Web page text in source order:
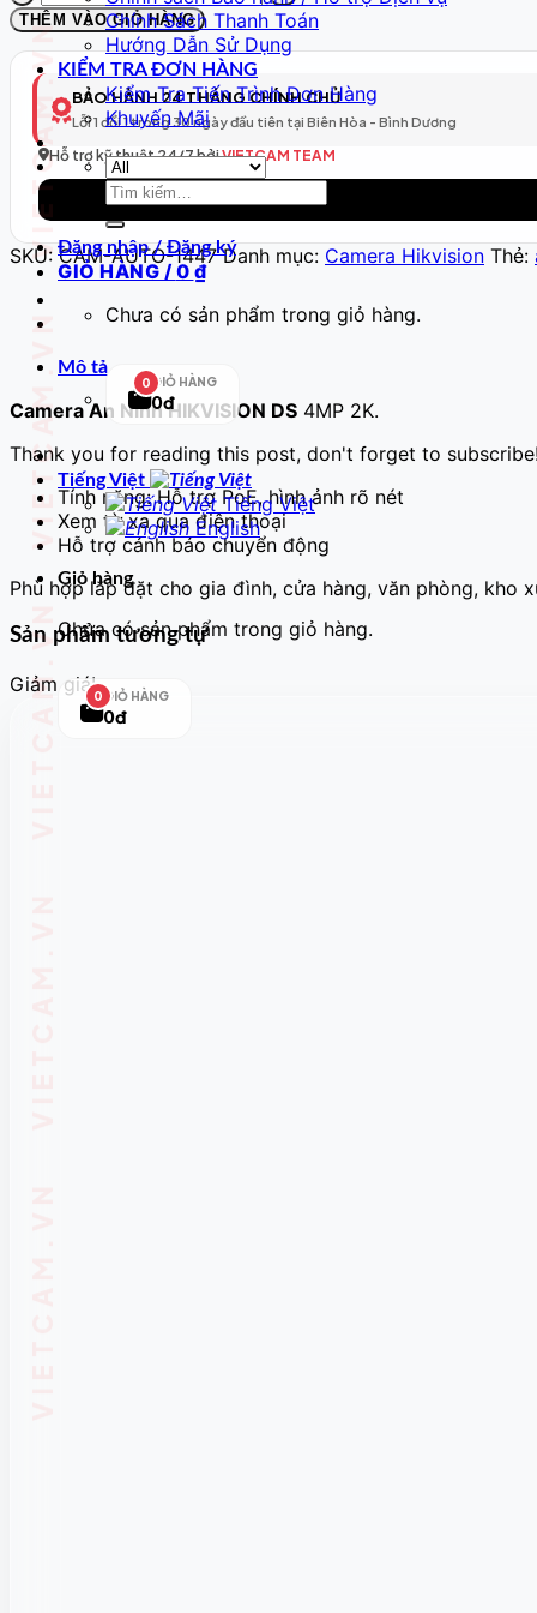
Chính Sách Thanh Toán
Hướng Dẫn Sử Dụng
KIỂM TRA ĐƠN HÀNG
Kiểm Tra Tiến Trình Đơn Hàng
Khuyến Mãi
Tìm
Đăng nhập / Đăng ký
GIỎ HÀNG / 0 ₫
Chưa có sản phẩm trong giỏ hàng.
0 GIỎ HÀNG
0đ
Tiếng Việt
Tiếng Việt
English
Giỏ hàng
Chưa có sản phẩm trong giỏ hàng.
0 GIỎ HÀNG
0đ
WiFi
Thông
Minh
Model
448
–
Full
HD
số
THÊM VÀO GIỎ HÀNG
BẢO HÀNH 24 THÁNG CHÍNH CHỦ
Lỗi 1 đổi 1 trong 30 ngày đầu tiên tại Biên Hòa - Bình Dương
Hỗ trợ kỹ thuật 24/7 bởiVIETCAM TEAM
SKU:CAM-AUTO-1447 Danh mục: Camera Hikvision Thẻ:
Mô tả
Camera An Ninh HIKVISION DS 4MP 2K.
Thank you for reading this post, don't forget to subscribe!
Tính năng: Hỗ trợ PoE, hình ảnh rõ nét
Xem từ xa qua điện thoại
Hỗ trợ cảnh báo chuyển động
Phù hợp lắp đặt cho gia đình, cửa hàng, văn phòng, kho
Sản phẩm tương tự
Giảm giá!
VIETCAM.VN VIETCAM.VN VIETCAM.VN VIETCAM.VN VIETCAM.VN VIETCAM.VN